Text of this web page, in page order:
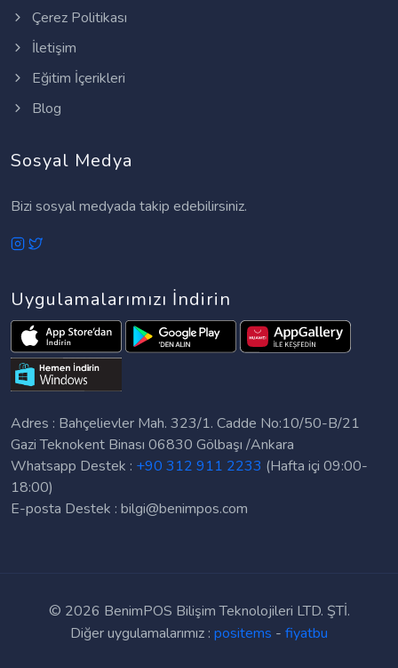
Çerez Politikası
İletişim
Eğitim İçerikleri
Blog
Sosyal Medya
Bizi sosyal medyada takip edebilirsiniz.
Uygulamalarımızı İndirin
Adres : Bahçelievler Mah. 323/1. Cadde No:10/50-B/21
Gazi Teknokent Binası 06830 Gölbaşı /Ankara
Whatsapp Destek : +90 312 911 2233 (Hafta içi 09:00-
18:00)
E-posta Destek : bilgi@benimpos.com
© 2026 BenimPOS Bilişim Teknolojileri LTD. ŞTİ.
Diğer uygulamalarımız : positems - fiyatbu